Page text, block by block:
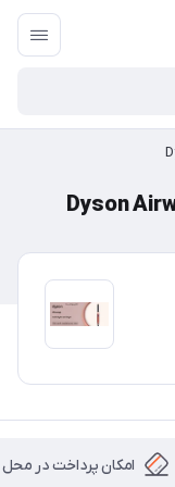
امکان پرداخت در محل